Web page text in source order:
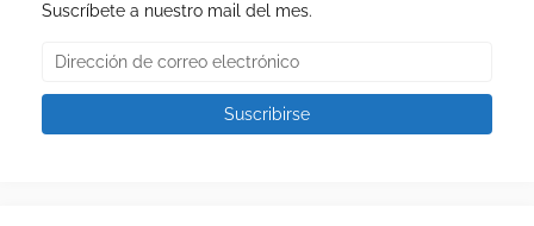
Suscríbete a nuestro mail del mes.